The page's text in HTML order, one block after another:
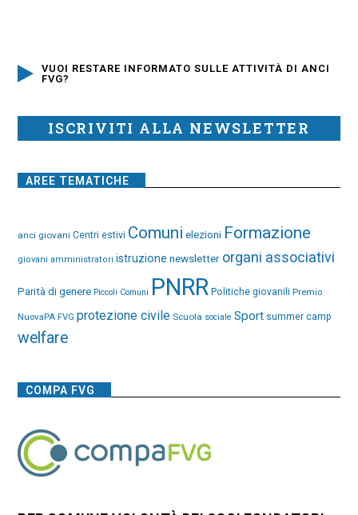
VUOI RESTARE INFORMATO SULLE ATTIVITÀ DI ANCI
FVG?
ISCRIVITI ALLA NEWSLETTER
AREE TEMATICHE
anci giovani Centri estivi Comuni elezioni Formazione
giovani amministratori istruzione newsletter organi associativi
Parità di genere Piccoli Comuni PNRR Politiche giovanili Premio
NuovaPA FVG protezione civile Scuola sociale Sport summer camp
welfare
COMPA FVG